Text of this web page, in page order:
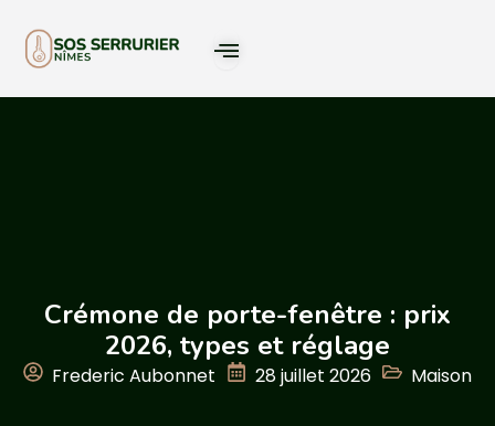
Crémone de porte-fenêtre : prix
2026, types et réglage
Frederic Aubonnet 28 juillet 2026 Maison